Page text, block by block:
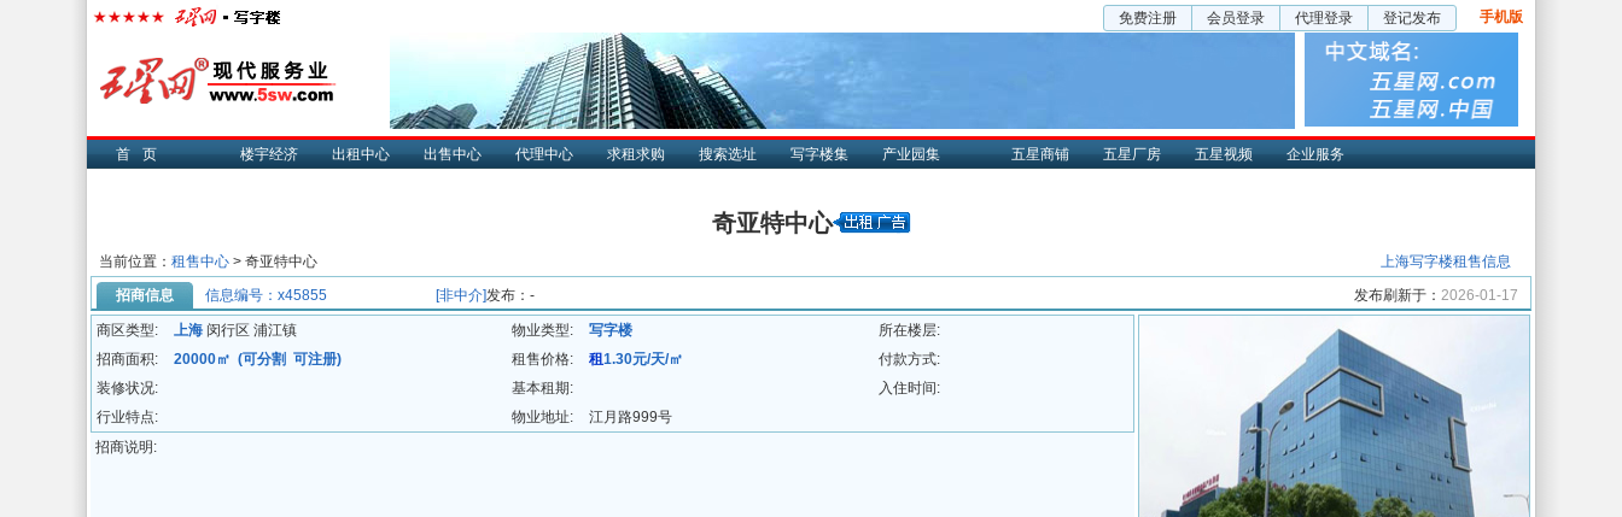
免费注册 会员登录 代理登录 登记发布 手机版
首页 楼宇经济 出租中心 出售中心 代理中心 求租求购 搜索选址 写字楼集 产业园集 五星商铺 五星厂房 五星视频 企业服务
奇亚特中心
当前位置： 租售中心 > 奇亚特中心
上海写字楼租售信息
招商信息
信息编号：x45855 [非中介]发布：- 发布刷新于： 2026-01-17
商区类型: 上海 闵行区 浦江镇 物业类型: 写字楼
所在楼层:
招商面积:
20000㎡ (可分割 可注册) 租售价格: 租1.30元/天/㎡
付款方式:
装修状况:
基本租期:
入住时间:
行业特点:
物业地址:
江月路999号
招商说明: